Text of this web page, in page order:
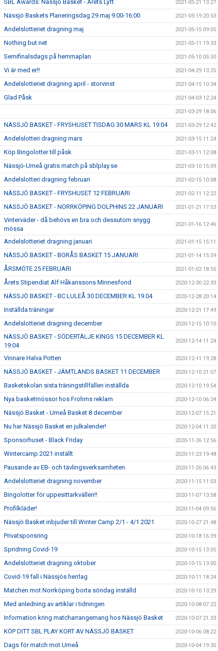
SBL Awards: Nässjö Basket - Årets Lyft 2021-05-21 13:27
Nässjö Baskets Planeringsdag 29 maj 9:00-16:00 2021-05-19 20:53
Andelslotteriet dragning maj 2021-05-15 09:05
Nothing but net 2021-05-11 19:33
Semifinalsdags på hemmaplan 2021-05-10 05:50
Vi är med er!! 2021-04-29 13:25
Andelslotteriet dragning april - storvinst 2021-04-15 10:34
Glad Påsk 2021-04-03 12:24
2021-03-29 18:06
NÄSSJÖ BASKET - FRYSHUSET TISDAG 30 MARS KL 19:04 2021-03-29 12:42
Andelslotteri dragning mars 2021-03-15 11:24
Köp Bingolotter till påsk 2021-03-11 12:08
Nässjö-Umeå gratis match på sblplay.se 2021-03-10 15:09
Andelslotteri dragning februari 2021-02-15 10:08
NÄSSJÖ BASKET - FRYSHUSET 12 FEBRUARI 2021-02-11 12:22
NÄSSJÖ BASKET - NORRKÖPING DOLPHINS 22 JANUARI 2021-01-21 17:53
Vinterväder - då behövs en bra och dessutom snygg
mössa
2021-01-16 12:46
Andelslotteriet dragning januari 2021-01-15 15:11
NÄSSJÖ BASKET - BORÅS BASKET 15 JANUARI 2021-01-14 15:59
ÅRSMÖTE 25 FEBRUARI 2021-01-02 18:55
Årets Stipendiat Alf Håkanssons Minnesfond 2020-12-30 22:33
NÄSSJÖ BASKET - BC LULEÅ 30 DECEMBER KL 19.04 2020-12-28 20:14
Inställda träningar 2020-12-21 17:49
Andelslotteriet dragning december 2020-12-15 10:10
NÄSSJÖ BASKET - SÖDERTÄLJE KINGS 15 DECEMBER KL
19:04
2020-12-14 11:24
Vinnare Halva Potten 2020-12-11 19:28
NÄSSJÖ BASKET - JÄMTLANDS BASKET 11 DECEMBER 2020-12-10 21:07
Basketskolan sista träningstillfällen inställda 2020-12-10 19:54
Nya basketmössor hos Frohms reklam 2020-12-10 06:24
Nässjö Basket - Umeå Basket 8 december 2020-12-07 15:21
Nu har Nässjö Basket en julkalender! 2020-12-04 11:20
Sponsorhuset - Black Friday 2020-11-26 12:56
Wintercamp 2021 inställt 2020-11-23 19:48
Pausande av EB- och tävlingsverksamheten. 2020-11-20 06:43
Andelslotteriet dragning november 2020-11-15 11:03
Bingolotter för uppesittarkvällen!! 2020-11-07 13:58
Profilkläder! 2020-11-04 09:56
Nässjö Basket inbjuder till Winter Camp 2/1 - 4/1 2021 2020-10-27 21:48
Privatsponsring 2020-10-18 16:39
Spridning Covid-19 2020-10-15 13:05
Andelslotteriet dragning oktober 2020-10-15 13:00
Covid-19 fall i Nässjös herrlag 2020-10-11 18:24
Matchen mot Norrköping borta söndag inställd 2020-10-10 13:29
Med anledning av artiklar i tidningen 2020-10-08 07:22
Information kring matcharrangemang hos Nässjö Basket 2020-10-07 21:33
KÖP DITT SBL PLAY KORT AV NÄSSJÖ BASKET 2020-10-06 08:22
Dags för match mot Umeå 2020-10-04 19:30